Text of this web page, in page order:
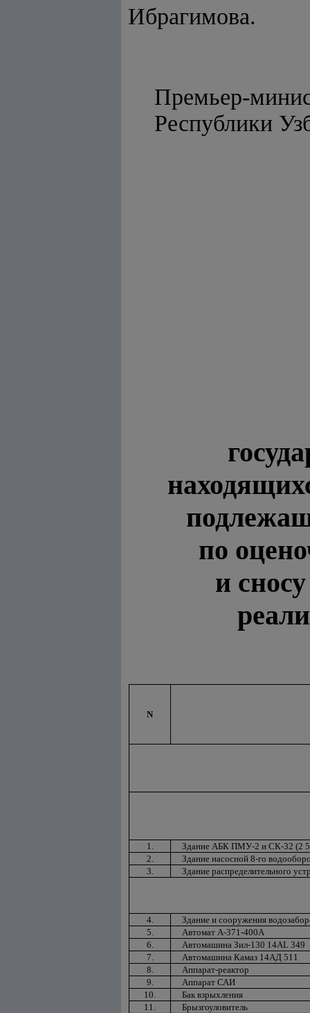
Ибрагимова.
Премьер-
по
и
N
1.
Здание АБК ПМУ-2 и СК-32 (2
2.
Здание насосной 8-го
3.
Здание распределительного
4.
Здание и сооружения
5.
Автомат А-371-400А
6.
Автомашина Зил-130 14АL 349
7.
Автомашина Камаз 14АД 511
8.
Аппарат-реактор
9.
Аппарат САИ
10.
Бак взрыхления
11.
Брызгоуловитель